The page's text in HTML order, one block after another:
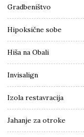
Gradbeništvo
Hipoksične sobe
Hiša na Obali
Invisalign
Izola restavracija
Jahanje za otroke